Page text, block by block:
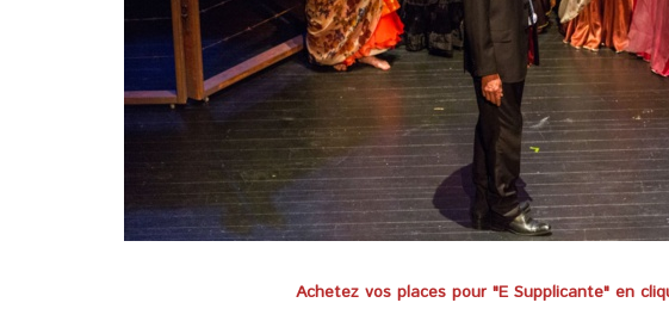
Achetez vos places pour "E Supplicante" en